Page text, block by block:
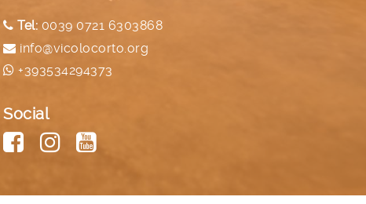
Tel: 0039 0721 6303868
info@vicolocorto.org
+393534294373
Social